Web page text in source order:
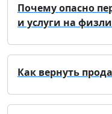
Почему опасно
и услуги на
Как вернуть